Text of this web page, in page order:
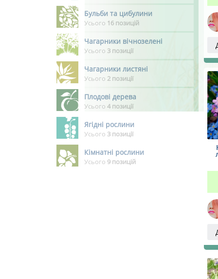
Бульби та цибулини
Усього 16 позицій
Чагарники вічнозелені
Усього 3 позиції
Чагарники листяні
Усього 2 позиції
Плодові дерева
Усього 4 позиції
Ягідні рослини
Усього 3 позиції
Кімнатні рослини
Усього 9 позицій